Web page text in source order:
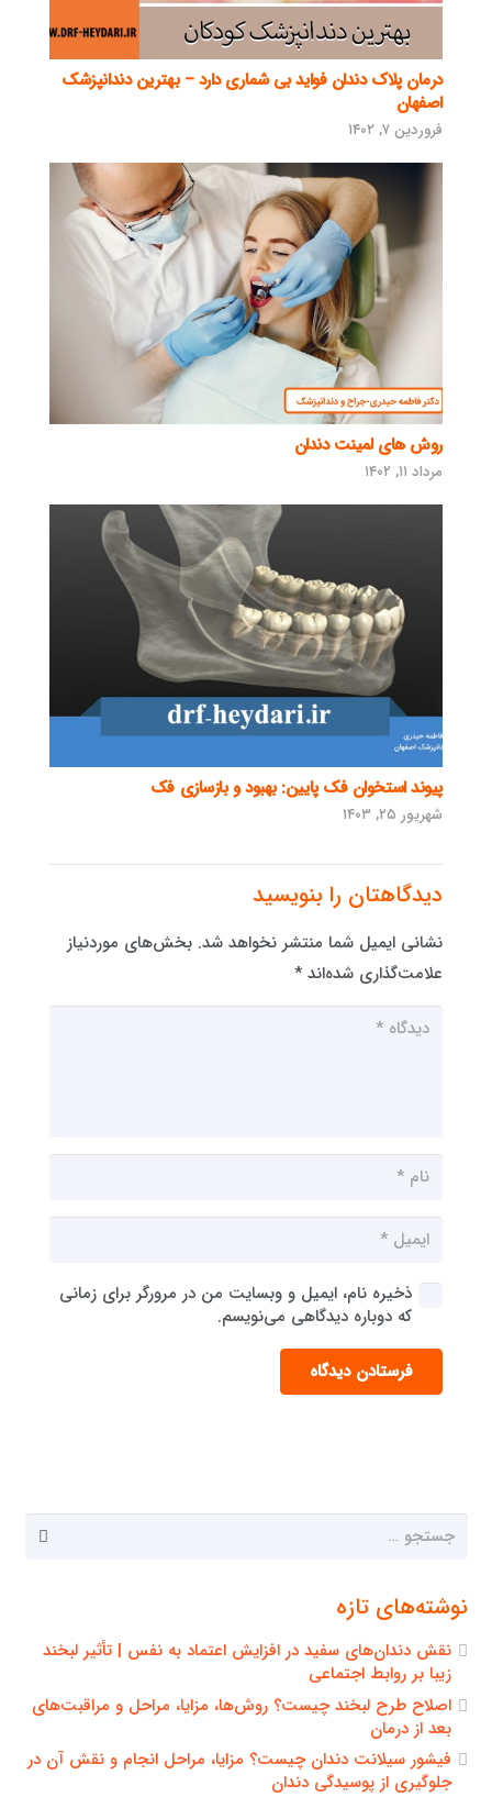
درمان پلاک دندان فواید بی شماری دارد – بهترین دندانپزشک
اصفهان
فروردین ۷, ۱۴۰۲
روش های لمینت دندان
مرداد ۱۱, ۱۴۰۲
پیوند استخوان فک پایین: بهبود و بازسازی فک
شهریور ۲۵, ۱۴۰۳
دیدگاهتان را بنویسید
نشانی ایمیل شما منتشر نخواهد شد. بخش‌های موردنیاز
علامت‌گذاری شده‌اند *
ذخیره نام، ایمیل و وبسایت من در مرورگر برای زمانی
که دوباره دیدگاهی می‌نویسم.
فرستادن دیدگاه
جستجو
نوشته‌های تازه
نقش دندان‌های سفید در افزایش اعتماد به نفس | تأثیر لبخند
زیبا بر روابط اجتماعی
اصلاح طرح لبخند چیست؟ روش‌ها، مزایا، مراحل و مراقبت‌های
بعد از درمان
فیشور سیلانت دندان چیست؟ مزایا، مراحل انجام و نقش آن در
جلوگیری از پوسیدگی دندان